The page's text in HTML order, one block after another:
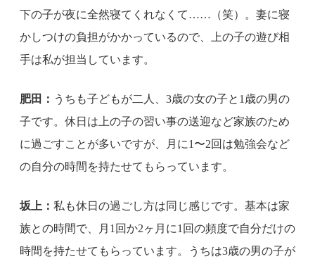
下の子が夜に全然寝てくれなくて……（笑）。妻に寝
かしつけの負担がかかっているので、上の子の遊び相
手は私が担当しています。
肥田： うちも子どもが二人、3歳の女の子と1歳の男の
子です。休日は上の子の習い事の送迎など家族のため
に過ごすことが多いですが、月に1〜2回は勉強会など
の自分の時間を持たせてもらっています。
坂上： 私も休日の過ごし方は同じ感じです。基本は家
族との時間で、月1回か2ヶ月に1回の頻度で自分だけの
時間を持たせてもらっています。うちは3歳の男の子が